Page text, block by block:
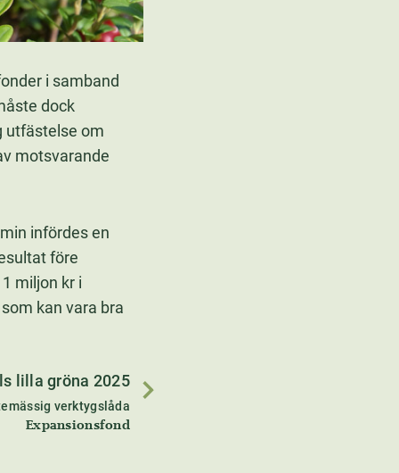
i samband
dock
utfästelse om
motsvarande
infördes en
före
miljon kr i
kan vara bra
lilla gröna 2025
verktygslåda
Expansionsfond